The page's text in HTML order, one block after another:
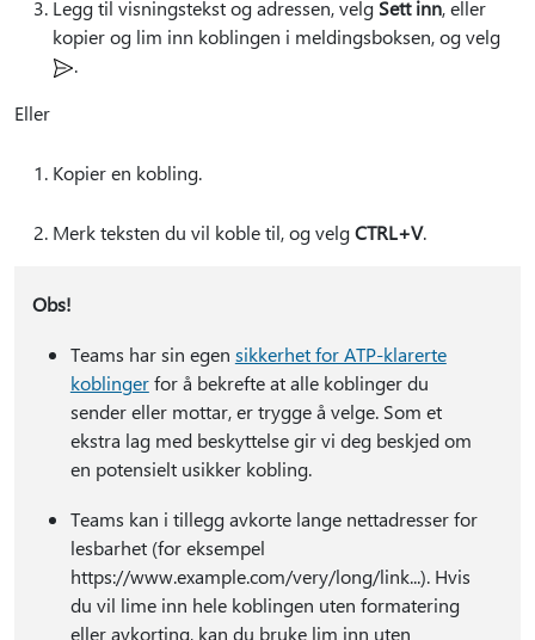
Legg til visningstekst og adressen, velg Sett inn, eller
kopier og lim inn koblingen i meldingsboksen, og velg
.
Eller
Kopier en kobling.
Merk teksten du vil koble til, og velgCTRL+V.
Obs!
Teams har sin egen sikkerhet for ATP-klarerte
koblingerfor å bekrefte at alle koblinger du
sender eller mottar, er trygge å velge. Som et
ekstra lag med beskyttelse gir vi deg beskjed om
en potensielt usikker kobling.
Teams kan i tillegg avkorte lange nettadresser for
lesbarhet (for eksempel
https://www.example.com/very/long/link...). Hvis
du vil lime inn hele koblingen uten formatering
eller avkorting, kan du bruke lim inn uten